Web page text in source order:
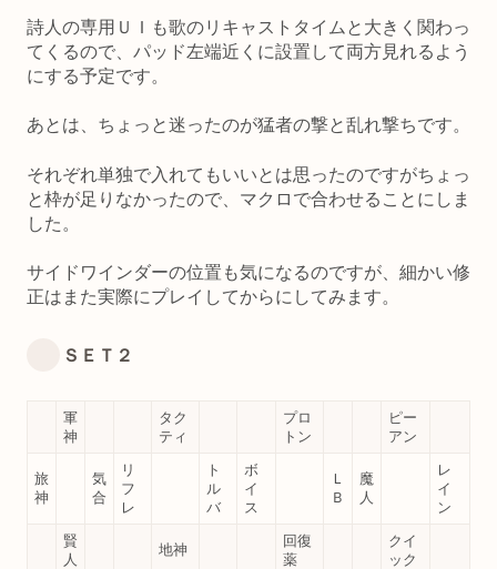
詩人の専用ＵＩも歌のリキャストタイムと大きく関わっ
てくるので、パッド左端近くに設置して両方見れるよう
にする予定です。
あとは、ちょっと迷ったのが猛者の撃と乱れ撃ちです。
それぞれ単独で入れてもいいとは思ったのですがちょっ
と枠が足りなかったので、マクロで合わせることにしま
した。
サイドワインダーの位置も気になるのですが、細かい修
正はまた実際にプレイしてからにしてみます。
ＳＥＴ２
軍
神
タク
ティ
プロ
トン
ピー
アン
旅
神
気
合
リ
フ
レ
ト
ル
バ
ボ
イ
ス
Ｌ
Ｂ
魔
人
レ
イ
ン
賢
人
地神
回復
薬
クイ
ック